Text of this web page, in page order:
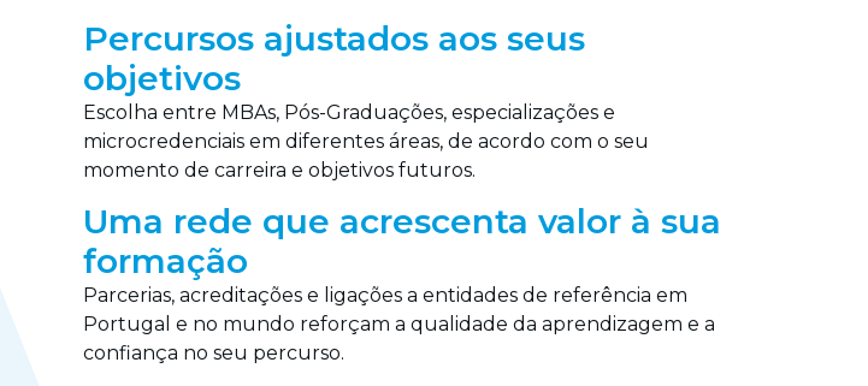
Percursos ajustados aos seus
objetivos
Escolha entre MBAs, Pós-Graduações, especializações e
microcredenciais em diferentes áreas, de acordo com o seu
momento de carreira e objetivos futuros.
Uma rede que acrescenta valor à sua
formação
Parcerias, acreditações e ligações a entidades de referência em
Portugal e no mundo reforçam a qualidade da aprendizagem e a
confiança no seu percurso.